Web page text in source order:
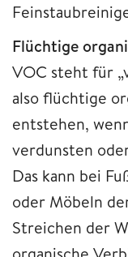
Flüchtige
VOC steht für
also flüchtige
entstehen,
verdunsten
Das kann bei
oder Möbeln
Streichen der